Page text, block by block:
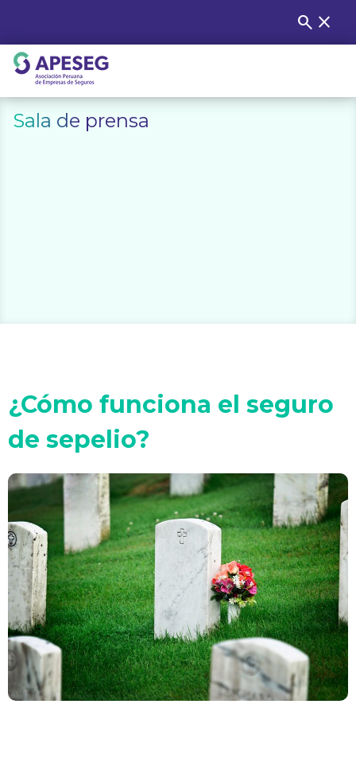
content
Buscar:
search close
APESEG
Sala de prensa
¿Cómo funciona el seguro
de sepelio?